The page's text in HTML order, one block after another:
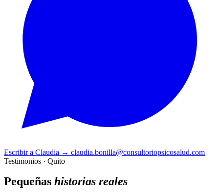
Escribir a Claudia → claudia.bonilla@consultoriopsicosalud.com
Testimonios · Quito
Pequeñas historias reales